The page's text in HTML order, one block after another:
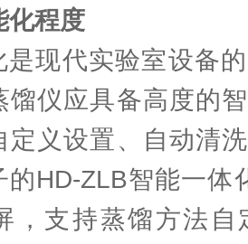
化程度
是现代实验室设备
馏仪应具备高度的
定义设置、自动清
的HD-ZLB智能一体
，支持蒸馏方法